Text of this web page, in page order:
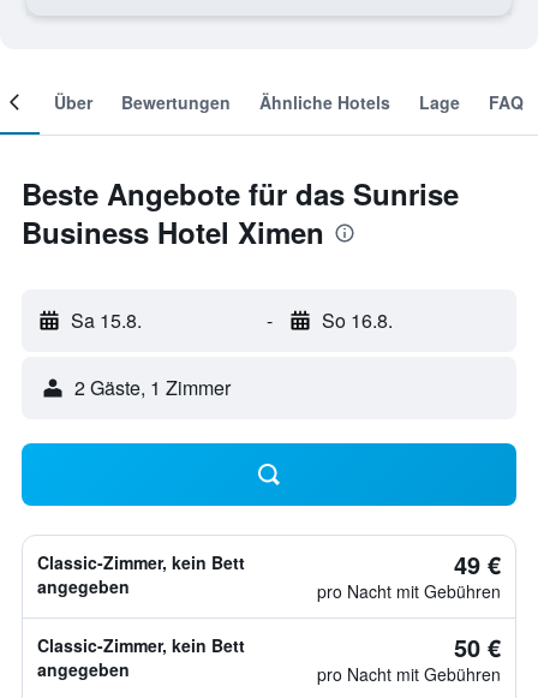
Über Bewertungen Ähnliche Hotels Lage FAQ
Beste Angebote für das Sunrise
Business Hotel Ximen
Sa 15.8. - So 16.8.
2 Gäste, 1 Zimmer
Classic-Zimmer, kein Bett
angegeben
49 €
pro Nacht mit Gebühren
Classic-Zimmer, kein Bett
angegeben
50 €
pro Nacht mit Gebühren